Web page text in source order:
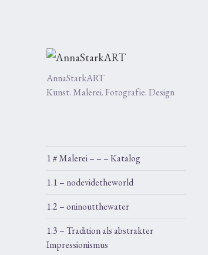
AnnaStarkART
Kunst. Malerei. Fotografie. Design
1 # Malerei – – – Katalog
1.1 – nodevidetheworld
1.2 – oninoutthewater
1.3 – Tradition als abstrakter
Impressionismus